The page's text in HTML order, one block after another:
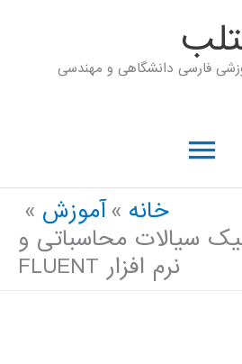
فارسی دانشگاهی و مهندسی
فهرست
اصلی
خانه
آموزش
سيالات محاسباتی و
نرم افزار FLUENT